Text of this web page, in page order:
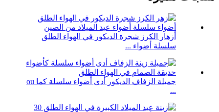
أزهار الكرز شجرة الديكور في الهواء الطلق
سلسلة أضواء ...
جميلة الزفاف الديكور أدى أضواء سلسلة كما ou
...